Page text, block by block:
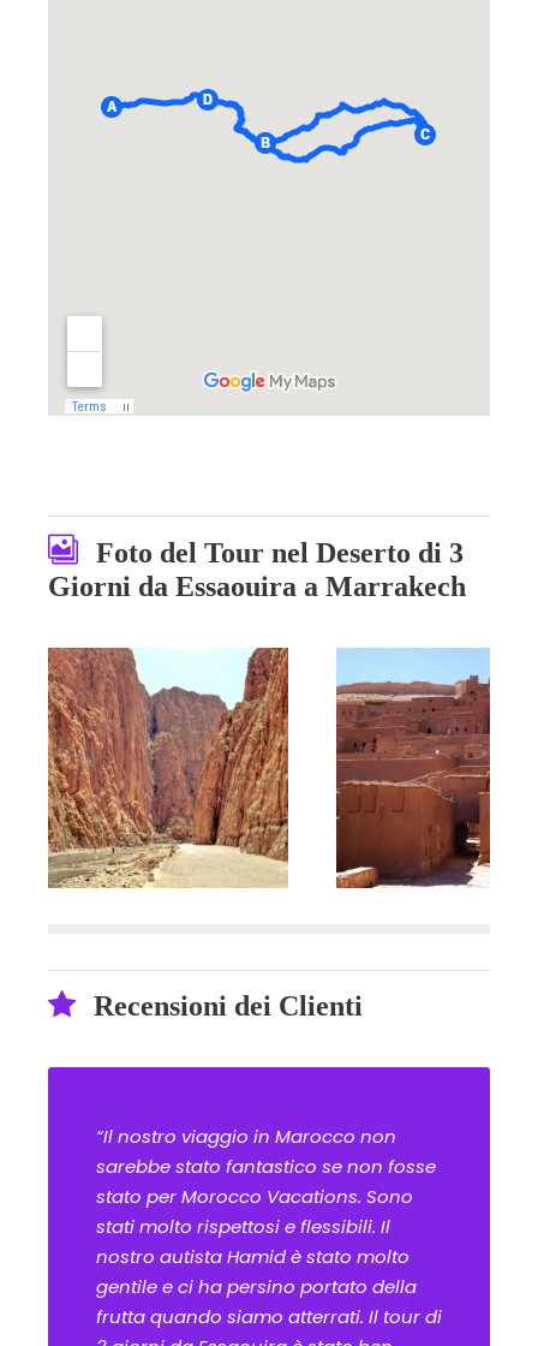
Foto del Tour nel Deserto di 3
Giorni da Essaouira a Marrakech
Recensioni dei Clienti
“Il nostro viaggio in Marocco non
sarebbe stato fantastico se non fosse
stato per Morocco Vacations. Sono
stati molto rispettosi e flessibili. Il
nostro autista Hamid è stato molto
gentile e ci ha persino portato della
frutta quando siamo atterrati. Il tour di